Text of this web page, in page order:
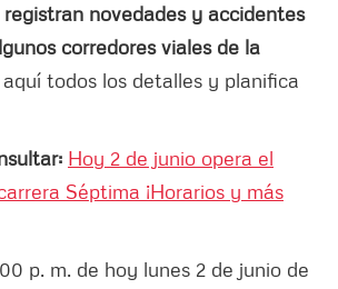
registran novedades y accidentes
corredores viales de la
aquí todos los detalles y planifica
Hoy 2 de junio opera el
Séptima ¡Horarios y más
p. m. de hoy lunes 2 de junio de